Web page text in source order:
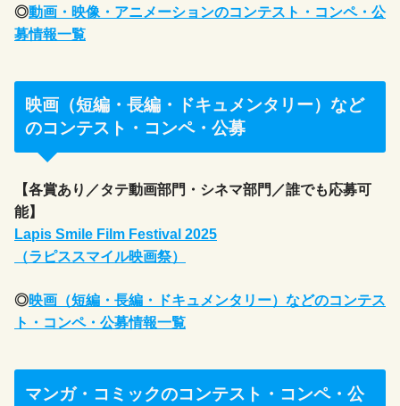
◎動画・映像・アニメーションのコンテスト・コンペ・公
募情報一覧
映画（短編・長編・ドキュメンタリー）など
のコンテスト・コンペ・公募
【各賞あり／タテ動画部門・シネマ部門／誰でも応募可
能】
Lapis Smile Film Festival 2025
（ラピススマイル映画祭）
◎映画（短編・長編・ドキュメンタリー）などのコンテス
ト・コンペ・公募情報一覧
マンガ・コミックのコンテスト・コンペ・公